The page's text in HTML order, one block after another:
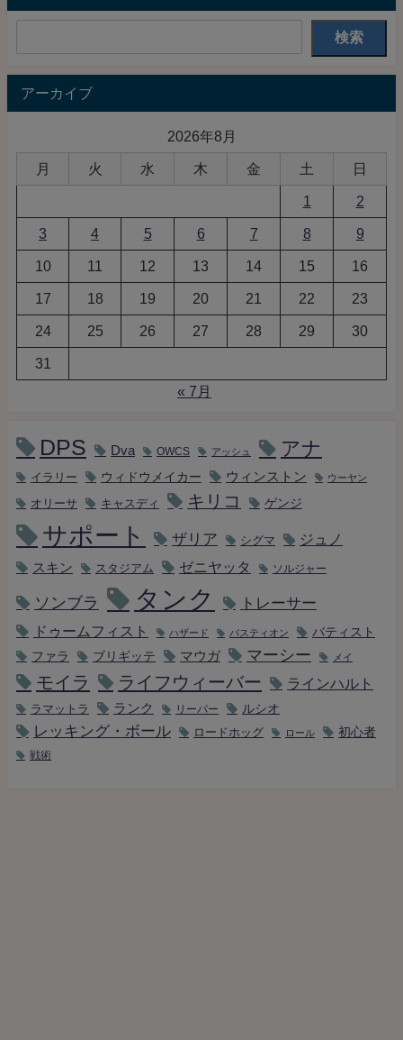
検索
アーカイブ
2026年8月
月 火 水 木 金 土 日
1 2
3 4 5 6 7 8 9
10 11 12 13 14 15 16
17 18 19 20 21 22 23
24 25 26 27 28 29 30
31
« 7月
DPS Dva OWCS アッシュ アナ
イラリー ウィドウメイカー ウィンストン ウーヤン
オリーサ キャスディ キリコ ゲンジ
サポート ザリア シグマ ジュノ
スキン スタジアム ゼニヤッタ ソルジャー
ソンブラ タンク
トレーサー
ドゥームフィスト
ハザード バスティオン
バティスト
ファラ
ブリギッテ マウガ マーシー メイ
モイラ ライフウィーバー ラインハルト
ラマットラ ランク リーパー ルシオ
レッキング・ボール ロードホッグ ロール 初心者
戦術